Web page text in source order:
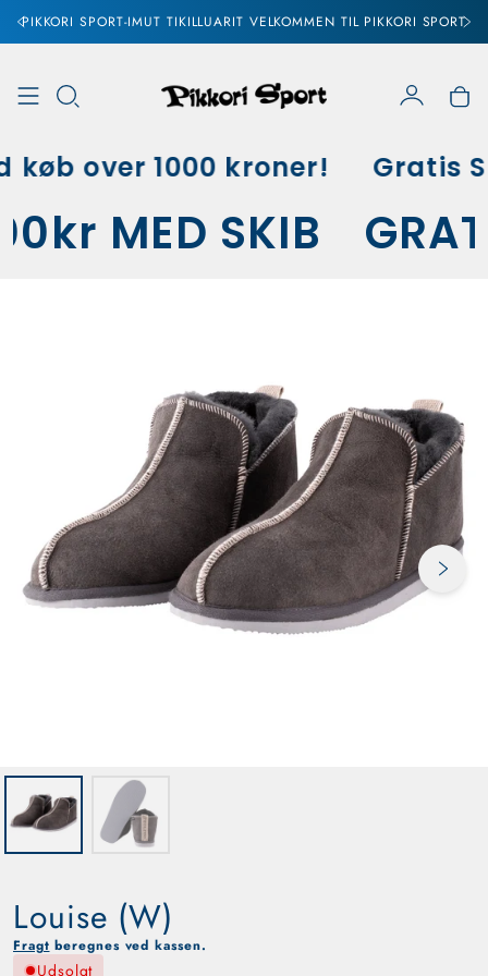
PIKKORI SPORT-IMUT TIKILLUARIT VELKOMMEN TIL PIKKORI SPORT
Konto
over 1000 kroner! Gratis
MED SKIB
Next
Louise (W)
Fragt beregnes ved kassen.
Udsolgt